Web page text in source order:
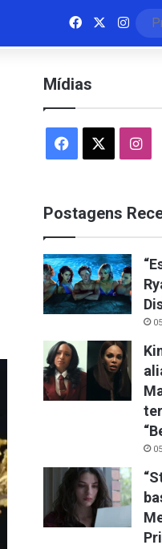
Facebook
Mídias
Facebook
Postagens